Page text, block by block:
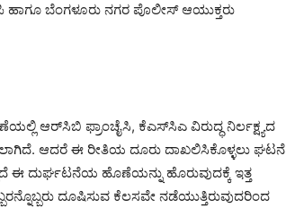
ಹಾಗೂ ಬೆಂಗಳೂರು ನಗರ ಪೊಲೀಸ್ ಆಯುಕ್ತರು
ಆರ್​ಸಿಬಿ ಫ್ರಾಂಚೈಸಿ, ಕೆಎಸ್​ಸಿಎ ವಿರುದ್ಧ ನಿರ್ಲಕ್ಷ್ಯದ
ಆದರೆ ಈ ರೀತಿಯ ದೂರು ದಾಖಲಿಸಿಕೊಳ್ಳಲು ಘಟನೆ
ಈ ದುರ್ಘಟನೆಯ ಹೊಣೆಯನ್ನು ಹೊರುವುದಕ್ಕೆ ಇತ್ತ
ದೂಷಿಸುವ ಕೆಲಸವೇ ನಡೆಯುತ್ತಿರುವುದರಿಂದ